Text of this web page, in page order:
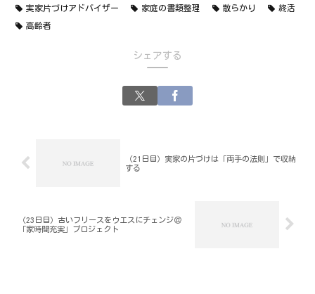
実家片づけアドバイザー 家庭の書類整理 散らかり 終活
高齢者
シェアする
（21日目）実家の片づけは「両手の法則」で収納
する
（23日目）古いフリースをウエスにチェンジ＠
「家時間充実」プロジェクト